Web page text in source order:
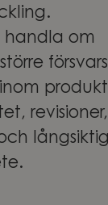
handla om
revisioner,